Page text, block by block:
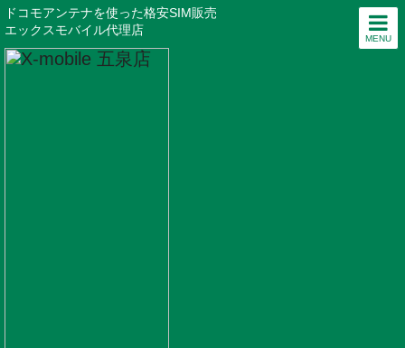
MENU
ドコモアンテナを使った格安SIM販売
エックスモバイル代理店